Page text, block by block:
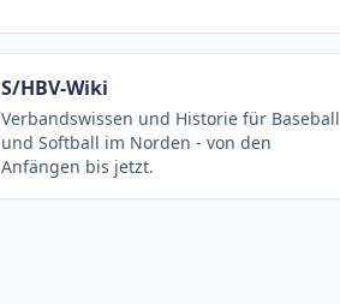
S/HBV-Wiki
Verbandswissen und Historie für Baseball
und Softball im Norden - von den
Anfängen bis jetzt.